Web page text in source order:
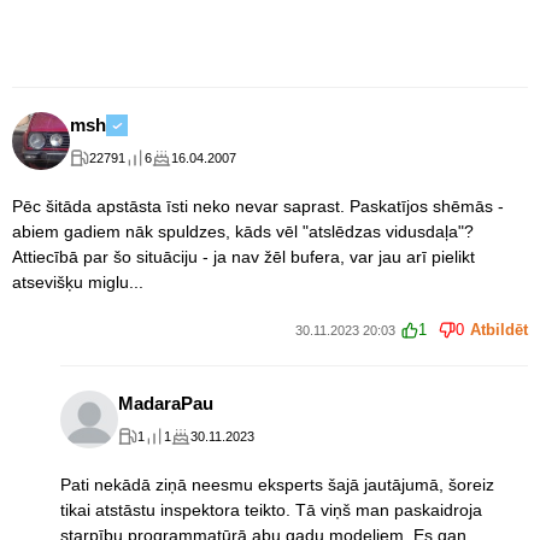
msh
22791 6 16.04.2007
Pēc šitāda apstāsta īsti neko nevar saprast. Paskatījos shēmās -
abiem gadiem nāk spuldzes, kāds vēl "atslēdzas vidusdaļa"?
Attiecībā par šo situāciju - ja nav žēl bufera, var jau arī pielikt
atsevišķu miglu...
30.11.2023 20:03 1 0 Atbildēt
MadaraPau
1 1 30.11.2023
Pati nekādā ziņā neesmu eksperts šajā jautājumā, šoreiz
tikai atstāstu inspektora teikto. Tā viņš man paskaidroja
starpību programmatūrā abu gadu modeļiem. Es gan